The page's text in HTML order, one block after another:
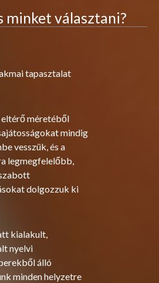
minket választani?
tapasztalat
méretéből
mindig
vesszük, és a
legmegfelelőbb,
dolgozzuk ki
kialakult,
nyelvi
álló
minden helyzetre